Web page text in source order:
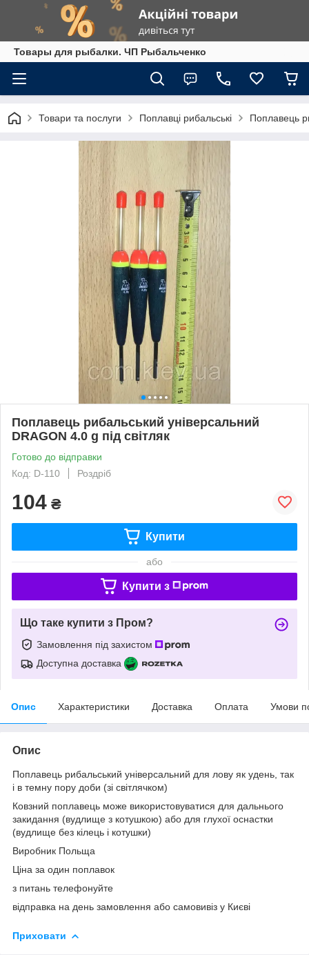
Товары для рыбалки. ЧП Рыбальченко
Товари та послуги Поплавці рибальські Поплавець
Поплавець рибальський універсальний
DRAGON 4.0 g під світляк
Готово до відправки
Код: D-110
Роздріб
104 ₴
Купити
або
Купити з
Що таке купити з Пром?
Замовлення під захистом
Доступна доставка
Опис Характеристики Доставка Оплата Умови
Опис
Поплавець рибальський універсальний для лову як удень, так
і в темну пору доби (зі світлячком)
Ковзний поплавець може використовуватися для дальнього
закидання (вудлище з котушкою) або для глухої оснастки
(вудлище без кілець і котушки)
Виробник Польща
Ціна за один поплавок
з питань телефонуйте
відправка на день замовлення або самовивіз у Києві
Приховати